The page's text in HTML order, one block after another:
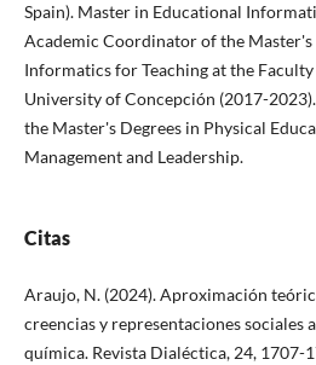
Spain). Master in Educational
Academic Coordinator of the
Informatics for Teaching at the
University of Concepción (2017-
the Master's Degrees in Physical
Management and Leadership.
Citas
Araujo, N. (2024). Aproximación
creencias y representaciones sociales
química. Revista Dialéctica, 24, 1707-